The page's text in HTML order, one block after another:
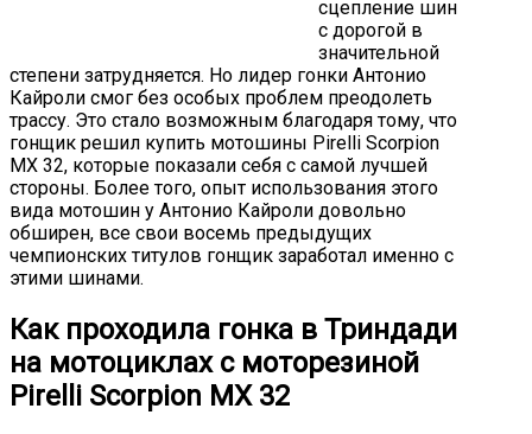
сцепление шин
с дорогой в
значительной
степени затрудняется. Но лидер гонки Антонио
Кайроли смог без особых проблем преодолеть
трассу. Это стало возможным благодаря тому, что
гонщик решил купить мотошины Pirelli Scorpion
MX 32, которые показали себя с самой лучшей
стороны. Более того, опыт использования этого
вида мотошин у Антонио Кайроли довольно
обширен, все свои восемь предыдущих
чемпионских титулов гонщик заработал именно с
этими шинами.
Как проходила гонка в Триндади
на мотоциклах с моторезиной
Pirelli Scorpion MX 32